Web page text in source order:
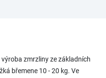
zmrzliny ze základních
břemene 10 - 20 kg. Ve